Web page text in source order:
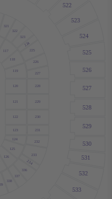
117
118
119
120
121
122
123
124
125
126
224
225
226
227
228
229
230
231
232
233
234
321
322
323
336
337
338
522
523
524
525
526
527
528
529
530
531
532
533